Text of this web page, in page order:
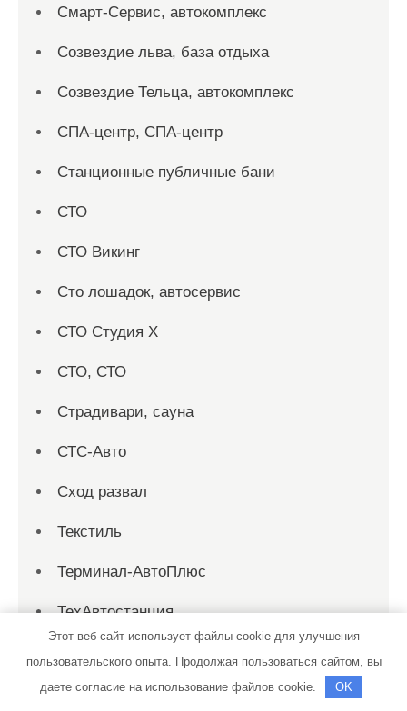
Смарт-Сервис, автокомплекс
Созвездие льва, база отдыха
Созвездие Тельца, автокомплекс
СПА-центр, СПА-центр
Станционные публичные бани
СТО
СТО Викинг
Сто лошадок, автосервис
СТО Студия Х
СТО, СТО
Страдивари, сауна
СТС-Авто
Сход развал
Текстиль
Терминал-АвтоПлюс
ТехАвтостанция
Техосмотр
Этот веб-сайт использует файлы cookie для улучшения
пользовательского опыта. Продолжая пользоваться сайтом, вы
даете согласие на использование файлов cookie.
OK